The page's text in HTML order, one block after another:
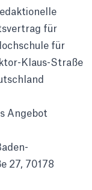
für
für
Klaus-Straße
Angebot
27, 70178